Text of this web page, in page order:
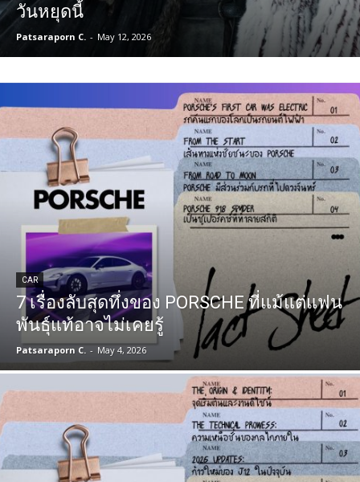
วันหยุดนี้
Patsaraporn C. - May 12, 2026
CAR
7 เรื่องลับสุดทึ่งของ PORSCHE ที่แม้แต่แฟน
พันธุ์แท้อาจไม่เคยรู้
Patsaraporn C. - May 4, 2026